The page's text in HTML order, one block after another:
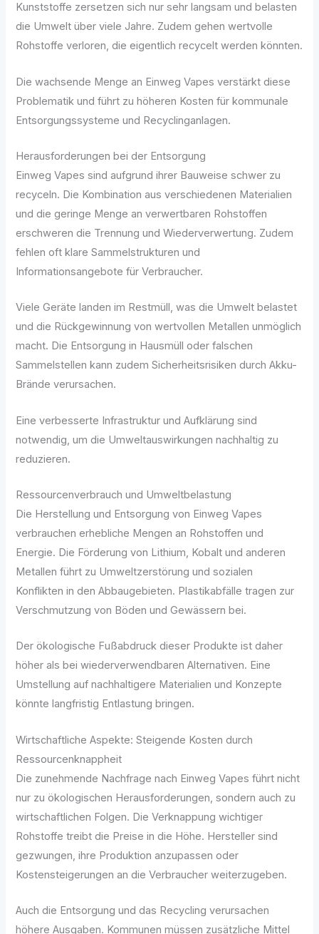
Kunststoffe zersetzen sich nur sehr langsam und belasten
die Umwelt über viele Jahre. Zudem gehen wertvolle
Rohstoffe verloren, die eigentlich recycelt werden könnten.
Die wachsende Menge an Einweg Vapes verstärkt diese
Problematik und führt zu höheren Kosten für kommunale
Entsorgungssysteme und Recyclinganlagen.
Herausforderungen bei der Entsorgung
Einweg Vapes sind aufgrund ihrer Bauweise schwer zu
recyceln. Die Kombination aus verschiedenen Materialien
und die geringe Menge an verwertbaren Rohstoffen
erschweren die Trennung und Wiederverwertung. Zudem
fehlen oft klare Sammelstrukturen und
Informationsangebote für Verbraucher.
Viele Geräte landen im Restmüll, was die Umwelt belastet
und die Rückgewinnung von wertvollen Metallen unmöglich
macht. Die Entsorgung in Hausmüll oder falschen
Sammelstellen kann zudem Sicherheitsrisiken durch Akku-
Brände verursachen.
Eine verbesserte Infrastruktur und Aufklärung sind
notwendig, um die Umweltauswirkungen nachhaltig zu
reduzieren.
Ressourcenverbrauch und Umweltbelastung
Die Herstellung und Entsorgung von Einweg Vapes
verbrauchen erhebliche Mengen an Rohstoffen und
Energie. Die Förderung von Lithium, Kobalt und anderen
Metallen führt zu Umweltzerstörung und sozialen
Konflikten in den Abbaugebieten. Plastikabfälle tragen zur
Verschmutzung von Böden und Gewässern bei.
Der ökologische Fußabdruck dieser Produkte ist daher
höher als bei wiederverwendbaren Alternativen. Eine
Umstellung auf nachhaltigere Materialien und Konzepte
könnte langfristig Entlastung bringen.
Wirtschaftliche Aspekte: Steigende Kosten durch
Ressourcenknappheit
Die zunehmende Nachfrage nach Einweg Vapes führt nicht
nur zu ökologischen Herausforderungen, sondern auch zu
wirtschaftlichen Folgen. Die Verknappung wichtiger
Rohstoffe treibt die Preise in die Höhe. Hersteller sind
gezwungen, ihre Produktion anzupassen oder
Kostensteigerungen an die Verbraucher weiterzugeben.
Auch die Entsorgung und das Recycling verursachen
höhere Ausgaben. Kommunen müssen zusätzliche Mittel